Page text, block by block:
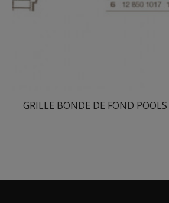
GRILLE BONDE DE FOND POOLS